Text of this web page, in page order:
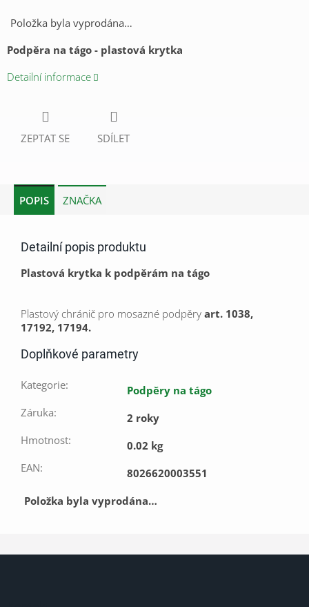
Položka byla vyprodána…
Podpěra na tágo - plastová krytka
Detailní informace
ZEPTAT SE SDÍLET
POPIS ZNAČKA
Detailní popis produktu
Plastová krytka k podpěrám na tágo
Plastový chránič pro mosazné podpěry art. 1038,
17192, 17194.
Doplňkové parametry
Kategorie:
Podpěry na tágo
Záruka:
2 roky
Hmotnost:
0.02 kg
EAN:
8026620003551
Položka byla vyprodána…